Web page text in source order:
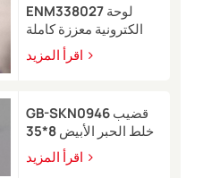
ENM338027 لوحة
الكترونية معززة كاملة
لطابعة Markem-Imaje
2200
GB-SKN0946 قضيب
خلط الحبر الأبيض 8*35
لطابعة Rottweil النافثة
للحبر